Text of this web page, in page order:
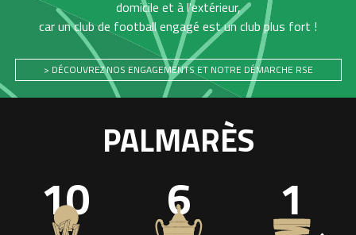
domicile et à l'extérieur,
car un club de football engagé est un club plus fort !
> DÉCOUVREZ NOS ENGAGEMENTS ET NOTRE DÉMARCHE RSE
PALMARÈS
10 6 1